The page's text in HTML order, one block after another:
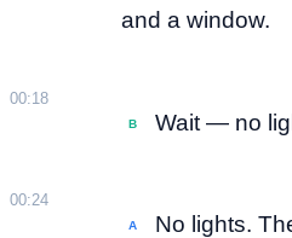
and a window.
00:18
B Wait — no
00:24
A
No lights.